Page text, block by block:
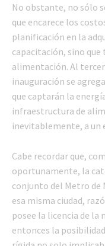
No obstante, no sólo
que encarece los
planificación en la
capacitación, sino
alimentación. Al tercer
inauguración se
que captarán la
infraestructura de
inevitablemente, a un
Cabe recordar que,
oportunamente, la
conjunto del Metro de
esa misma ciudad,
posee la licencia de
entonces la